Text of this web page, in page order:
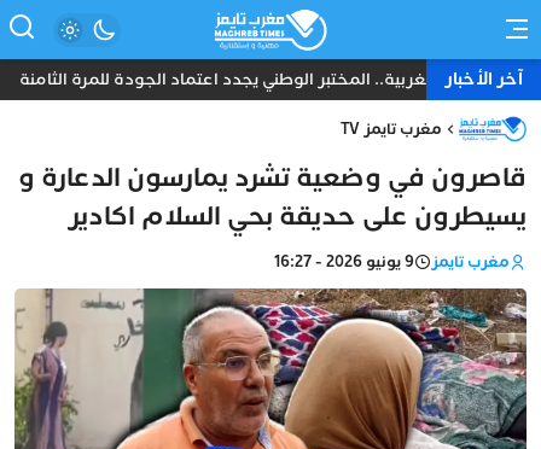
آخر الأخبار
للشرطة المغربية.. المختبر الوطني يجدد اعتماد الجودة للمرة الثامنة
مغرب تايمز TV
قاصرون في وضعية تشرد يمارسون الدعارة و
يسيطرون على حديقة بحي السلام اكادير
مغرب تايمز 9 يونيو 2026 - 16:27